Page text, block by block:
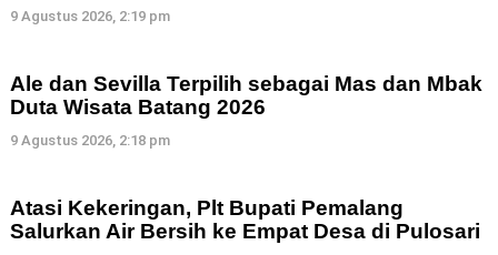
9 Agustus 2026, 2:19 pm
Ale dan Sevilla Terpilih sebagai Mas dan Mbak
Duta Wisata Batang 2026
9 Agustus 2026, 2:18 pm
Atasi Kekeringan, Plt Bupati Pemalang
Salurkan Air Bersih ke Empat Desa di Pulosari